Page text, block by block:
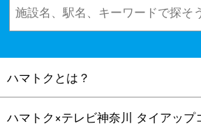
ハマトクとは？
ハマトク×テレビ神奈川 タイアップ